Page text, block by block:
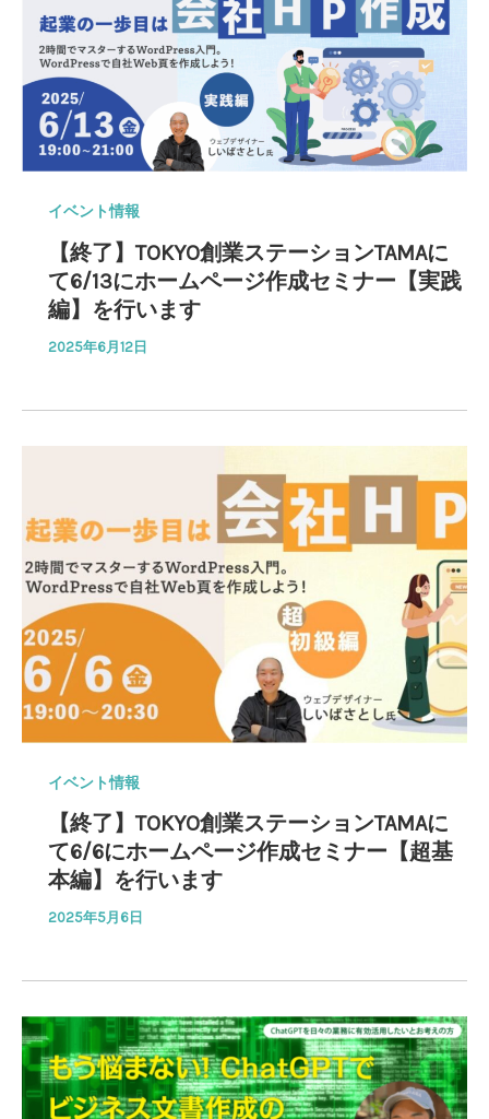
イベント情報
【終了】TOKYO創業ステーションTAMAに
て6/13にホームページ作成セミナー【実践
編】を行います
2025年6月12日
イベント情報
【終了】TOKYO創業ステーションTAMAに
て6/6にホームページ作成セミナー【超基
本編】を行います
2025年5月6日